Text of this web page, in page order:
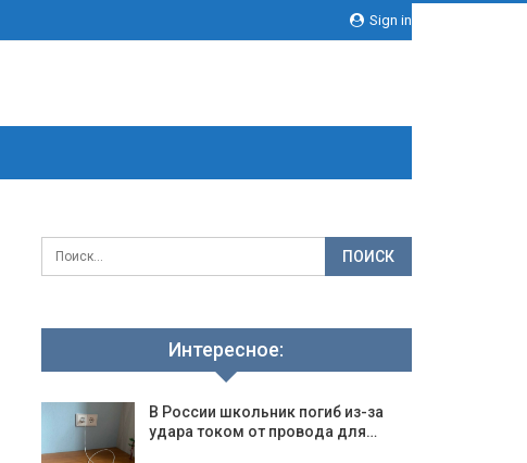
Sign in
Интересное:
В России школьник погиб из-за
удара током от провода для…